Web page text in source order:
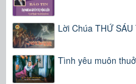
Lời Chúa THỨ
Tình yêu muôn thuở